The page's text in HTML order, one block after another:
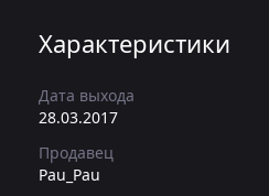
Характеристики
Дата выхода
28.03.2017
Продавец
Pau_Pau